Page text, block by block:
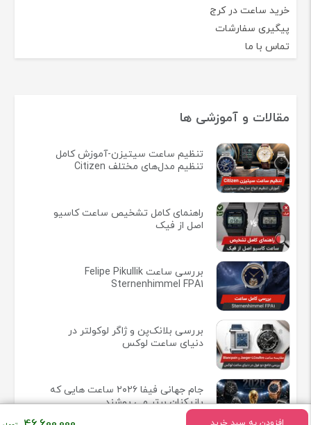
خرید ساعت در کرج
پیگیری سفارشات
تماس با ما
مقالات و آموزشی ها
تنظیم ساعت سیتیزن-آموزش کامل
تنظیم مدل‌های مختلف Citizen
راهنمای کامل تشخیص ساعت کاسیو
اصل از فیک
بررسی ساعت Felipe Pikullik
Sternenhimmel FPA1
بررسی بلانک‌پن و ژاگر لوکولتر در
دنیای ساعت لوکس
جام جهانی فیفا ۲۰۲۶ ساعت هایی که
بازیکنان برتر می پوشند